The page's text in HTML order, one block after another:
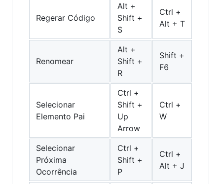
Regerar Código
Alt +
Shift +
S
Ctrl +
Alt + T
Renomear
Alt +
Shift +
R
Shift +
F6
Selecionar
Elemento Pai
Ctrl +
Shift +
Up
Arrow
Ctrl +
W
Selecionar
Próxima
Ocorrência
Ctrl +
Shift +
P
Ctrl +
Alt + J